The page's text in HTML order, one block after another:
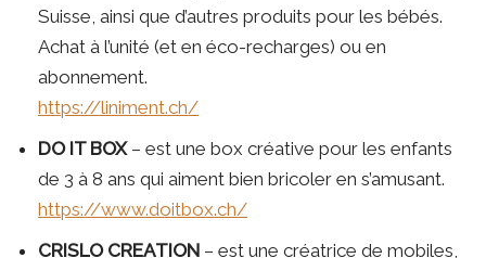
Suisse, ainsi que d’autres produits pour les bébés.
Achat à l’unité (et en éco-recharges) ou en
abonnement.
https://liniment.ch/
DO IT BOX– est une box créative pour les enfants
de 3 à 8 ans qui aiment bien bricoler en s’amusant.
https://www.doitbox.ch/
CRISLO CREATION – est une créatrice de mobiles,